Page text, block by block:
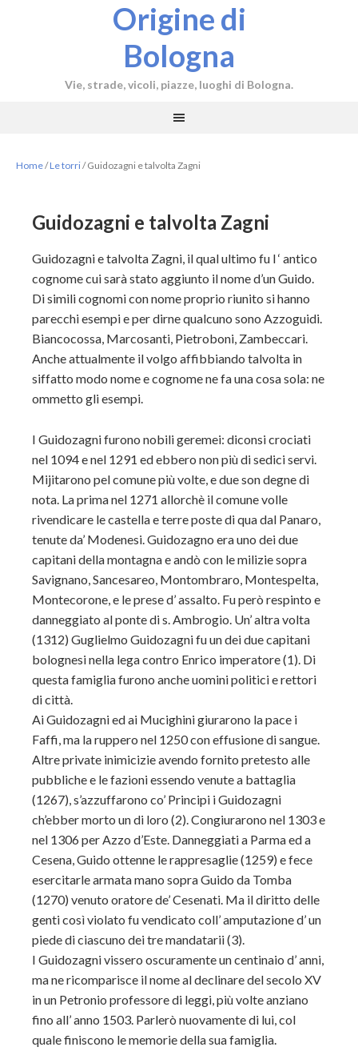
Origine di
Bologna
Vie, strade, vicoli, piazze, luoghi di Bologna.
Home/Le torri/Guidozagni e talvolta Zagni
Guidozagni e talvolta Zagni
Guidozagni e talvolta Zagni, il qual ultimo fu l ‘ antico
cognome cui sarà stato aggiunto il nome d’un Guido.
Di simili cognomi con nome proprio riunito si hanno
parecchi esempi e per dirne qualcuno sono Azzoguidi.
Biancocossa, Marcosanti, Pietroboni, Zambeccari.
Anche attualmente il volgo affibbiando talvolta in
siffatto modo nome e cognome ne fa una cosa sola: ne
ommetto gli esempi.
I Guidozagni furono nobili geremei: diconsi crociati
nel 1094 e nel 1291 ed ebbero non più di sedici servi.
Mijitarono pel comune più volte, e due son degne di
nota. La prima nel 1271 allorchè il comune volle
rivendicare le castella e terre poste di qua dal Panaro,
tenute da’ Modenesi. Guidozagno era uno dei due
capitani della montagna e andò con le milizie sopra
Savignano, Sancesareo, Montombraro, Montespelta,
Montecorone, e le prese d’ assalto. Fu però respinto e
danneggiato al ponte di s. Ambrogio. Un’ altra volta
(1312) Guglielmo Guidozagni fu un dei due capitani
bolognesi nella lega contro Enrico imperatore (1). Di
questa famiglia furono anche uomini politici e rettori
di città.
Ai Guidozagni ed ai Mucighini giurarono la pace i
Faffi, ma la ruppero nel 1250 con effusione di sangue.
Altre private inimicizie avendo fornito pretesto alle
pubbliche e le fazioni essendo venute a battaglia
(1267), s’azzuffarono co’ Principi i Guidozagni
ch’ebber morto un di loro (2). Congiurarono nel 1303 e
nel 1306 per Azzo d’Este. Danneggiati a Parma ed a
Cesena, Guido ottenne le rappresaglie (1259) e fece
esercitarle armata mano sopra Guido da Tomba
(1270) venuto oratore de’ Cesenati. Ma il diritto delle
genti così violato fu vendicato coll’ amputazione d’ un
piede di ciascuno dei tre mandatarii (3).
I Guidozagni vissero oscuramente un centinaio d’ anni,
ma ne ricomparisce il nome al declinare del secolo XV
in un Petronio professore di leggi, più volte anziano
fino all’ anno 1503. Parlerò nuovamente di lui, col
quale finiscono le memorie della sua famiglia.